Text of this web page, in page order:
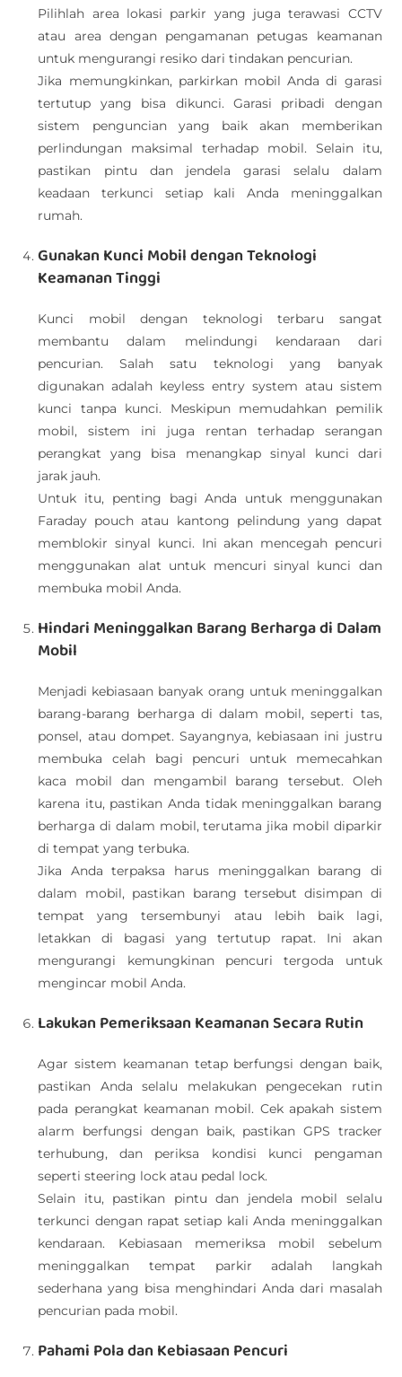
Pilihlah area lokasi parkir yang juga terawasi CCTV
atau area dengan pengamanan petugas keamanan
untuk mengurangi resiko dari tindakan pencurian.
Jika memungkinkan, parkirkan mobil Anda di garasi
tertutup yang bisa dikunci. Garasi pribadi dengan
sistem penguncian yang baik akan memberikan
perlindungan maksimal terhadap mobil. Selain itu,
pastikan pintu dan jendela garasi selalu dalam
keadaan terkunci setiap kali Anda meninggalkan
rumah.
Gunakan Kunci Mobil dengan Teknologi
Keamanan Tinggi
Kunci mobil dengan teknologi terbaru sangat
membantu dalam melindungi kendaraan dari
pencurian. Salah satu teknologi yang banyak
digunakan adalah keyless entry system atau sistem
kunci tanpa kunci. Meskipun memudahkan pemilik
mobil, sistem ini juga rentan terhadap serangan
perangkat yang bisa menangkap sinyal kunci dari
jarak jauh.
Untuk itu, penting bagi Anda untuk menggunakan
Faraday pouch atau kantong pelindung yang dapat
memblokir sinyal kunci. Ini akan mencegah pencuri
menggunakan alat untuk mencuri sinyal kunci dan
membuka mobil Anda.
Hindari Meninggalkan Barang Berharga di Dalam
Mobil
Menjadi kebiasaan banyak orang untuk meninggalkan
barang-barang berharga di dalam mobil, seperti tas,
ponsel, atau dompet. Sayangnya, kebiasaan ini justru
membuka celah bagi pencuri untuk memecahkan
kaca mobil dan mengambil barang tersebut. Oleh
karena itu, pastikan Anda tidak meninggalkan barang
berharga di dalam mobil, terutama jika mobil diparkir
di tempat yang terbuka.
Jika Anda terpaksa harus meninggalkan barang di
dalam mobil, pastikan barang tersebut disimpan di
tempat yang tersembunyi atau lebih baik lagi,
letakkan di bagasi yang tertutup rapat. Ini akan
mengurangi kemungkinan pencuri tergoda untuk
mengincar mobil Anda.
Lakukan Pemeriksaan Keamanan Secara Rutin
Agar sistem keamanan tetap berfungsi dengan baik,
pastikan Anda selalu melakukan pengecekan rutin
pada perangkat keamanan mobil. Cek apakah sistem
alarm berfungsi dengan baik, pastikan GPS tracker
terhubung, dan periksa kondisi kunci pengaman
seperti steering lock atau pedal lock.
Selain itu, pastikan pintu dan jendela mobil selalu
terkunci dengan rapat setiap kali Anda meninggalkan
kendaraan. Kebiasaan memeriksa mobil sebelum
meninggalkan tempat parkir adalah langkah
sederhana yang bisa menghindari Anda dari masalah
pencurian pada mobil.
Pahami Pola dan Kebiasaan Pencuri